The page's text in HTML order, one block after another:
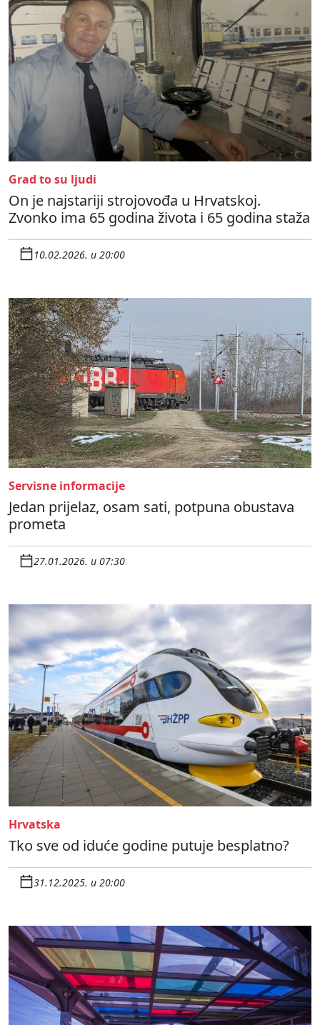
Grad to su ljudi
On je najstariji strojovođa u Hrvatskoj.
Zvonko ima 65 godina života i 65 godina staža
10.02.2026. u 20:00
Servisne informacije
Jedan prijelaz, osam sati, potpuna obustava
prometa
27.01.2026. u 07:30
Hrvatska
Tko sve od iduće godine putuje besplatno?
31.12.2025. u 20:00